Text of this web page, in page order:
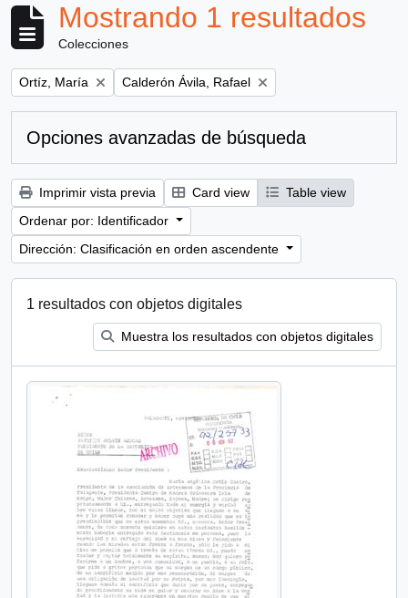
Mostrando 1 resultados
Colecciones
Remove filter:
Ortíz, María Remove filter:
Calderón Ávila, Rafael
Opciones avanzadas de búsqueda
Imprimir vista previa Card view
Table view
Ordenar por: Identificador
Dirección: Clasificación en orden ascendente
1 resultados con objetos digitales
Muestra los resultados con objetos digitales